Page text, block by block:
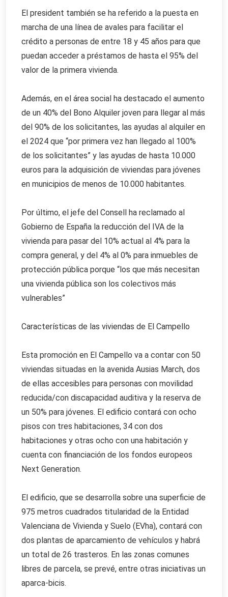
El president también se ha referido a la puesta en
marcha de una línea de avales para facilitar el
crédito a personas de entre 18 y 45 años para que
puedan acceder a préstamos de hasta el 95% del
valor de la primera vivienda.
Además, en el área social ha destacado el aumento
de un 40% del Bono Alquiler joven para llegar al más
del 90% de los solicitantes, las ayudas al alquiler en
el 2024 que “por primera vez han llegado al 100%
de los solicitantes” y las ayudas de hasta 10.000
euros para la adquisición de viviendas para jóvenes
en municipios de menos de 10.000 habitantes.
Por último, el jefe del Consell ha reclamado al
Gobierno de España la reducción del IVA de la
vivienda para pasar del 10% actual al 4% para la
compra general, y del 4% al 0% para inmuebles de
protección pública porque “los que más necesitan
una vivienda pública son los colectivos más
vulnerables”
Características de las viviendas de El Campello
Esta promoción en El Campello va a contar con 50
viviendas situadas en la avenida Ausias March, dos
de ellas accesibles para personas con movilidad
reducida/con discapacidad auditiva y la reserva de
un 50% para jóvenes. El edificio contará con ocho
pisos con tres habitaciones, 34 con dos
habitaciones y otras ocho con una habitación y
cuenta con financiación de los fondos europeos
Next Generation.
El edificio, que se desarrolla sobre una superficie de
975 metros cuadrados titularidad de la Entidad
Valenciana de Vivienda y Suelo (EVha), contará con
dos plantas de aparcamiento de vehículos y habrá
un total de 26 trasteros. En las zonas comunes
libres de parcela, se prevé, entre otras iniciativas un
aparca-bicis.